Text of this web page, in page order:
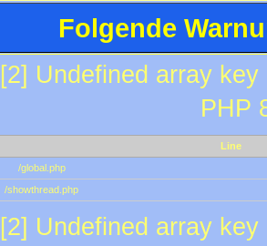
Folgende
[2] Undefined array
PHP
Line
/global.php
/showthread.php
[2] Undefined array